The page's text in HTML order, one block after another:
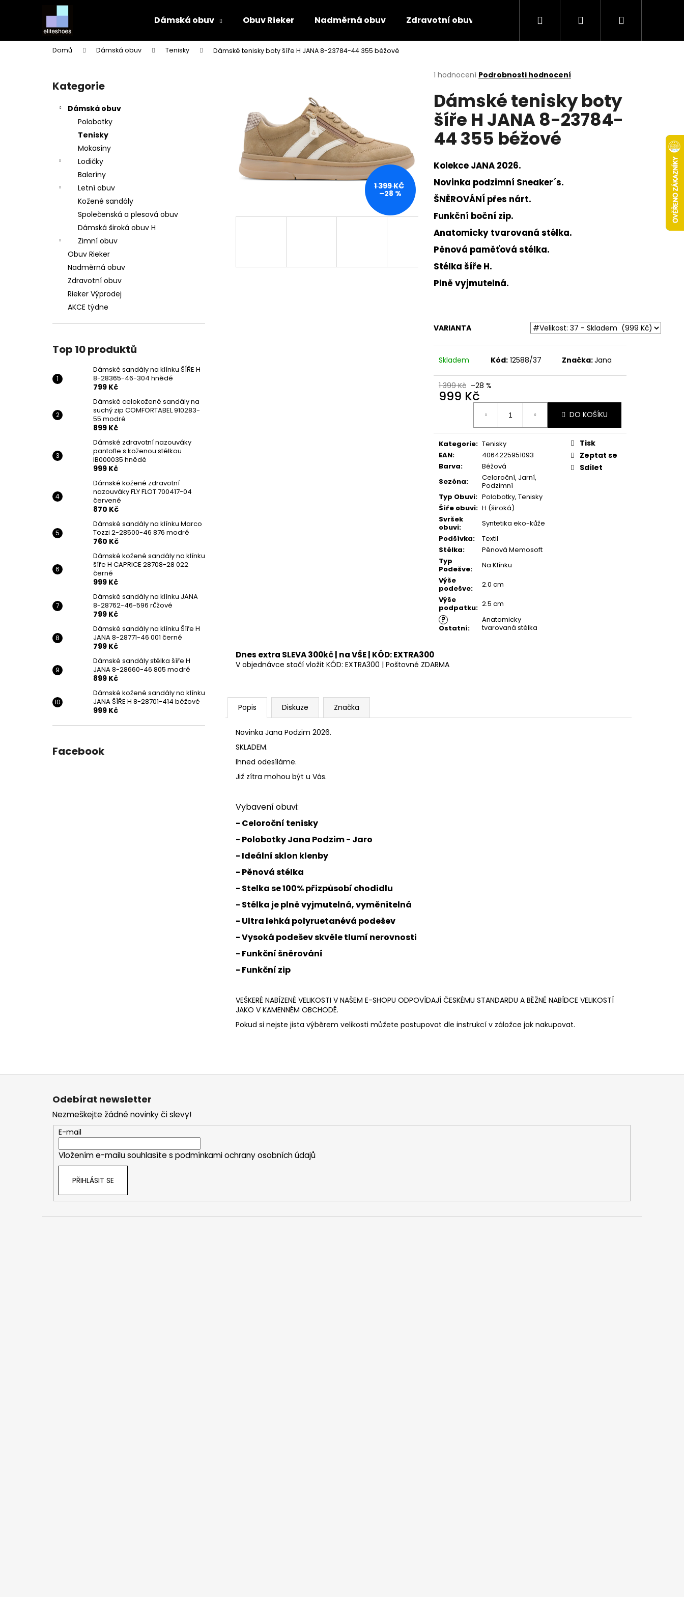
Dámská obuv Obuv Rieker Nadměrná obuv Zdravotní obuv Rieker Výprodej AKCE týdne
Hledat PřihlášeníNákupní
Domů Dámská obuv Tenisky Dámské tenisky boty šíře H JANA 8-23784-44 355 béžové
Přeskočit
kategorie
Kategorie
Dámská obuv
Polobotky
Tenisky
Mokasíny
Lodičky
Baleríny
Letní obuv
Kožené sandály
Společenská a plesová obuv
Dámská široká obuv H
Zimní obuv
Obuv Rieker
Nadměrná obuv
Zdravotní obuv
Rieker Výprodej
AKCE týdne
Top 10 produktů
Dámské sandály na klínku ŠÍŘE H
8-28365-46-304 hnědé
799 Kč
Dámské celokožené sandály na
suchý zip COMFORTABEL 910283-
55 modré
899 Kč
Dámské zdravotní nazouváky
pantofle s koženou stélkou
IB000035 hnědé
999 Kč
Dámské kožené zdravotní
nazouváky FLY FLOT 700417-04
červené
870 Kč
Dámské sandály na klínku Marco
Tozzi 2-28500-46 876 modré
760 Kč
Dámské kožené sandály na klínku
šíře H CAPRICE 28708-28 022
černé
999 Kč
Dámské sandály na klínku JANA
8-28762-46-596 růžové
799 Kč
Dámské sandály na klínku Šíře H
JANA 8-28771-46 001 černé
799 Kč
Dámské sandály stélka šíře H
JANA 8-28660-46 805 modré
899 Kč
Dámské kožené sandály na klínku
JANA ŠÍŘE H 8-28701-414 béžové
999 Kč
Facebook
Průměrné
produktu
je
5,0
z
hvězdiček.
1 hodnocení Podrobnosti hodnocení
Dámské tenisky boty
šíře H JANA 8-23784-
44 355 béžové
Kolekce JANA 2026.
Novinka podzimní Sneaker´s.
ŠNĚROVÁNÍ přes nárt.
Funkční boční zip.
Anatomicky tvarovaná stélka.
Pěnová paměťová stélka.
Stélka šíře H.
Plně vyjmutelná.
VARIANTA
Skladem Kód: 12588/37 Značka:Jana
1 399 Kč –28 %
999 Kč
DO KOŠÍKU
Kategorie: Tenisky
EAN:
4064225951093
Barva:
Béžová
Sezóna:
Celoroční, Jarní,
Podzimní
Typ Obuvi: Polobotky, Tenisky
Šíře obuvi: H (široká)
Svršek
obuvi:
Syntetika eko-kůže
Podšívka:
Textil
Stélka:
Pěnová Memosoft
Typ
Podešve:
Na Klínku
Výše
podešve:
2.0 cm
Výše
podpatku: 2.5 cm
?
Ostatní:
Anatomicky
tvarovaná stélka
Tisk
Zeptat se
Sdílet
1 399 KČ
–28 %
Dnes extra SLEVA 300kč | na VŠE | KÓD: EXTRA300
V objednávce stačí vložit KÓD: EXTRA300 | Poštovné ZDARMA
Popis Diskuze Značka
Novinka Jana Podzim 2026.
SKLADEM.
Ihned odesíláme.
Již zítra mohou být u Vás.
Vybavení obuvi:
- Celoroční tenisky
- Polobotky Jana Podzim - Jaro
- Ideální sklon klenby
- Pěnová stélka
- Stelka se 100% přizpůsobí chodidlu
- Stélka je plně vyjmutelná, vyměnitelná
- Ultra lehká polyruetanévá podešev
- Vysoká podešev skvěle tlumí nerovnosti
- Funkční šněrování
- Funkční zip
VEŠKERÉ NABÍZENÉ VELIKOSTI V NAŠEM E-SHOPU ODPOVÍDAJÍ ČESKÉMU STANDARDU A BĚŽNÉ NABÍDCE VELIKOSTÍ
JAKO V KAMENNÉM OBCHODĚ.
Pokud si nejste jista výběrem velikosti můžete postupovat dle instrukcí v záložce jak nakupovat.
í
Zpět
do
obchodu
Zpět
do
obchodu
Co potřebujete najít?
Doporučujeme
DÁMSKÉ SANDÁLY NA KLÍNKU ŠÍŘE H 8-
28365-46-304 HNĚDÉ
799 Kč
Původně: 1 699 Kč
Původně:1 999 Kč
DÁMSKÉ ZDRAVOTNÍ NAZOUVÁKY
PANTOFLE S KOŽENOU STÉLKOU
IB000035 HNĚDÉ
Z
Odebírat newsletter
Nezmeškejte žádné novinky či slevy!
E-mail
Vložením e-mailu souhlasíte s podmínkami ochrany osobních údajů
PŘIHLÁSIT SE